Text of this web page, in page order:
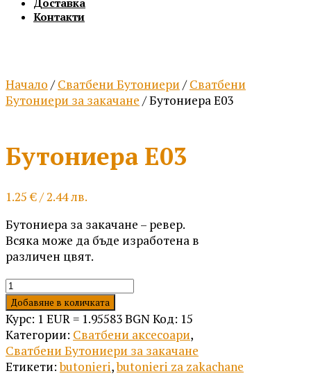
Доставка
Контакти
Начало /Сватбени Бутониери /Сватбени
Бутониери за закачане / Бутониера Е03
Бутониера Е03
1.25€/ 2.44 лв.
Бутониера за закачане – ревер.
Всяка може да бъде изработена в
различен цвят.
количество
за
Бутониера
Е03
Добавяне в количката
Курс: 1 EUR = 1.95583 BGNКод: 15
Категории: Сватбени аксесоари,
Сватбени Бутониери за закачане
Етикети:butonieri,butonieri za zakachane